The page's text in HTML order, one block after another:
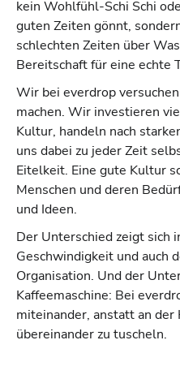
kein Wohlfühl-Schi Schi
guten Zeiten gönnt,
schlechten Zeiten über
Bereitschaft für eine echte
Wir bei everdrop
machen. Wir investieren
Kultur, handeln nach
uns dabei zu jeder Zeit
Eitelkeit. Eine gute Kultur
Menschen und deren
und Ideen.
Der Unterschied zeigt sich
Geschwindigkeit und auch
Organisation. Und der
Kaffeemaschine: Bei
miteinander, anstatt an der
übereinander zu tuscheln.